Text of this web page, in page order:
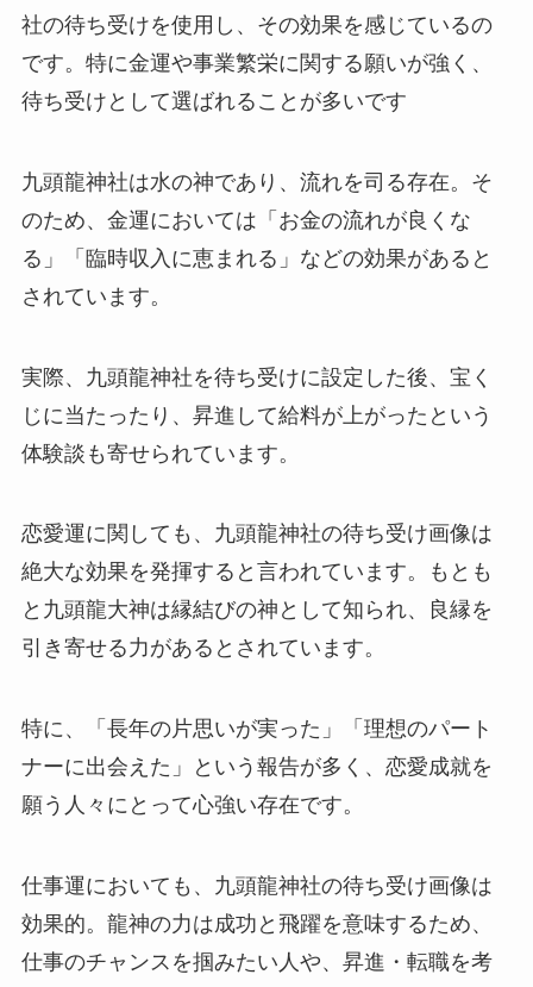
社の待ち受けを使用し、その効果を感じているの
です。特に金運や事業繁栄に関する願いが強く、
待ち受けとして選ばれることが多いです
九頭龍神社は水の神であり、流れを司る存在。そ
のため、金運においては「お金の流れが良くな
る」「臨時収入に恵まれる」などの効果があると
されています。
実際、九頭龍神社を待ち受けに設定した後、宝く
じに当たったり、昇進して給料が上がったという
体験談も寄せられています。
恋愛運に関しても、九頭龍神社の待ち受け画像は
絶大な効果を発揮すると言われています。もとも
と九頭龍大神は縁結びの神として知られ、良縁を
引き寄せる力があるとされています。
特に、「長年の片思いが実った」「理想のパート
ナーに出会えた」という報告が多く、恋愛成就を
願う人々にとって心強い存在です。
仕事運においても、九頭龍神社の待ち受け画像は
効果的。龍神の力は成功と飛躍を意味するため、
仕事のチャンスを掴みたい人や、昇進・転職を考